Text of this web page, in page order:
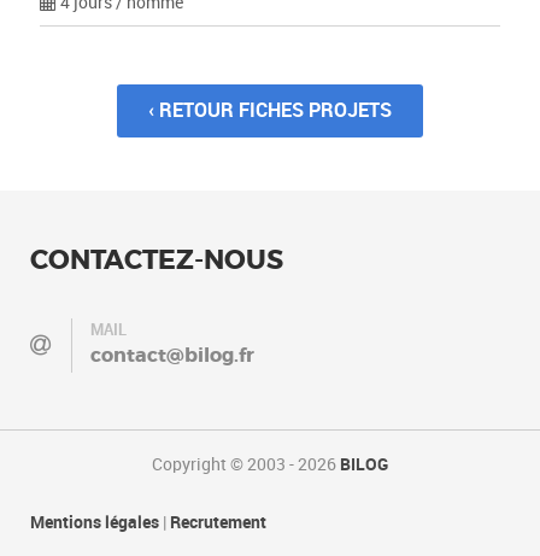
‹ RETOUR FICHES PROJETS
CONTACTEZ-NOUS
MAIL
contact@bilog.fr
Copyright © 2003 - 2026 BILOG
Mentions légales | Recrutement